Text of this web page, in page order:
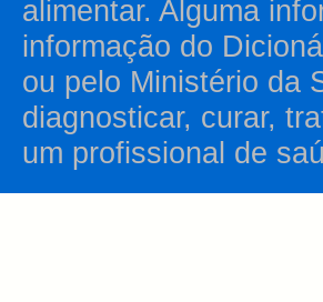
alimentar. Alguma
informação do
ou pelo Ministério da
diagnosticar, curar,
um profissional de